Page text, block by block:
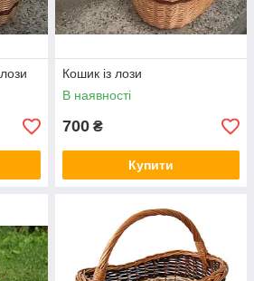
Кошик із лози
В наявності
700 ₴
Купити